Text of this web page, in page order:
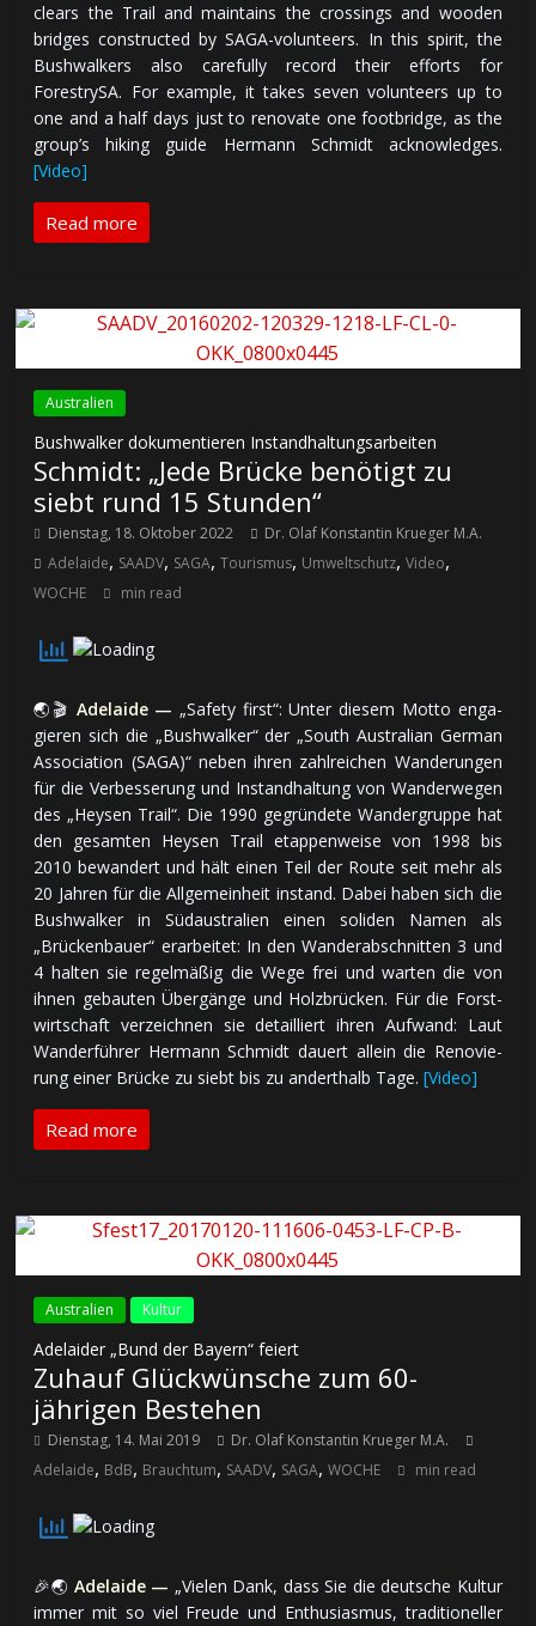
clears the Trail and maintains the crossings and wooden
bridges constructed by SAGA-volunteers. In this spirit, the
Bushwalkers also carefully record their efforts for
ForestrySA. For example, it takes seven volunteers up to
one and a half days just to renovate one footbridge, as the
group’s hiking guide Hermann Schmidt acknowledges.
[Video]
Read more
Australien
Bushwalker dokumentieren Instandhaltungsarbeiten
Schmidt: „Jede Brücke benötigt zu
siebt rund 15 Stunden“
Dienstag, 18. Oktober 2022
Dr. Olaf Konstantin Krueger M.A.
Adelaide, SAADV, SAGA,Tourismus, Umweltschutz,Video,
WOCHE min read
🌏🎬 Adelaide — „Safety first“: Unter diesem Motto en­ga­
gie­ren sich die „Bushwalker“ der „South Australian German
Association (SAGA)“ neben ihren zahl­rei­chen Wan­de­run­gen
für die Ver­bes­se­rung und In­stand­hal­tung von Wan­der­we­gen
des „Heysen Trail“. Die 1990 ge­grün­de­te Wan­der­grup­pe hat
den ge­sam­ten Heysen Trail etap­pen­wei­se von 1998 bis
2010 be­wan­dert und hält ei­nen Teil der Route seit mehr als
20 Jah­ren für die All­ge­mein­heit in­stand. Da­bei ha­ben sich die
Bushwalker in Südaustralien ei­nen so­li­den Namen als
„Brücken­bauer“ er­ar­bei­tet: In den Wan­der­ab­schnit­ten 3 und
4 hal­ten sie re­gel­mä­ßig die Wege frei und war­ten die von
ihnen ge­bau­ten Über­gän­ge und Holz­brü­cken. Für die Forst­
wirt­schaft ver­zeich­nen sie de­tail­liert ih­ren Auf­wand: Laut
Wan­der­füh­rer Hermann Schmidt dauert al­lein die Re­no­vie­
rung ei­ner Brücke zu siebt bis zu an­dert­halb Tage.[Video]
Read more
Australien Kultur
Adelaider „Bund der Bayern“ feiert
Zuhauf Glückwünsche zum 60-
jährigen Bestehen
Dienstag, 14. Mai 2019
Dr. Olaf Konstantin Krueger M.A.
Adelaide, BdB, Brauchtum, SAADV, SAGA,WOCHE min read
🎉🌏 Adelaide — „Vielen Dank, dass Sie die deut­sche Kul­tur
im­mer mit so viel Freu­de und En­thu­sias­mus, tra­di­tio­nel­ler